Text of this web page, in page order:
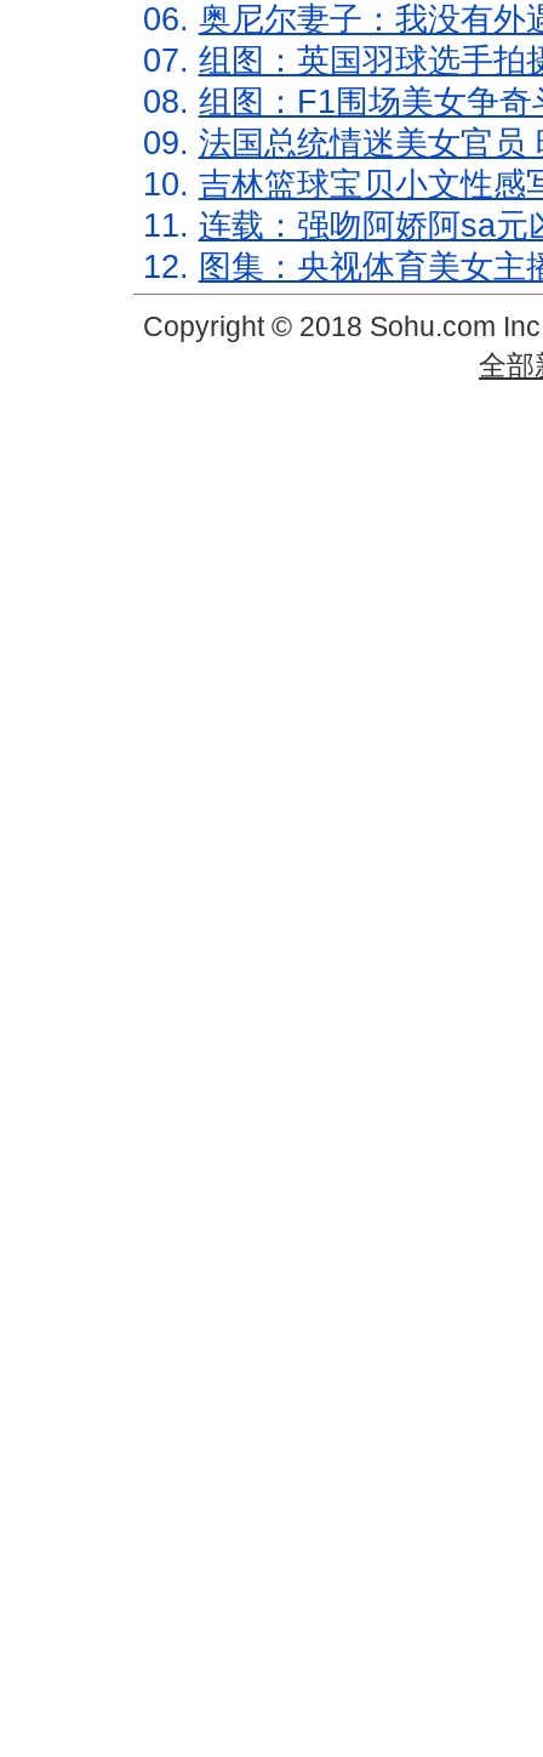
06. 奥尼尔妻子：我没有外
07. 组图：英国羽球选手拍
08. 组图：F1围场美女争
09. 法国总统情迷美女官员
10. 吉林篮球宝贝小文性感
11. 连载：强吻阿娇阿sa元
12. 图集：央视体育美女主
Copyright © 2018 Sohu.com
全部